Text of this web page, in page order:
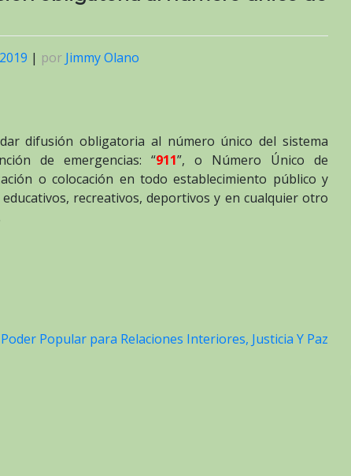
| por Jimmy Olano
difusión obligatoria al número único del sistema
de emergencias: “911”, o Número Único de
o colocación en todo establecimiento público y
recreativos, deportivos y en cualquier otro
Popular para Relaciones Interiores, Justicia Y Paz